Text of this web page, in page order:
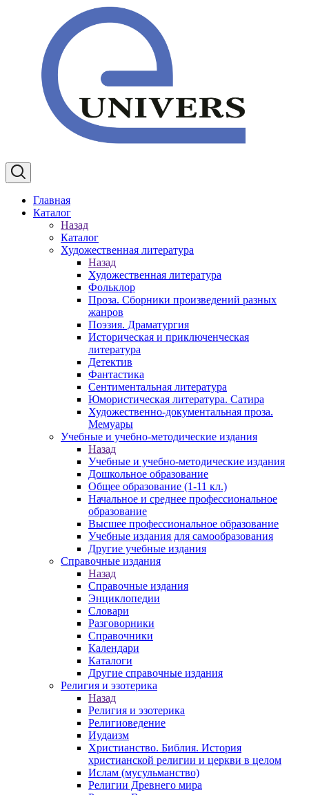
Главная
Каталог
Назад
Каталог
Художественная литература
Назад
Художественная литература
Фольклор
Проза. Сборники произведений разных
жанров
Поэзия. Драматургия
Историческая и приключенческая
литература
Детектив
Фантастика
Сентиментальная литература
Юмористическая литература. Сатира
Художественно-документальная проза.
Мемуары
Учебные и учебно-методические издания
Назад
Учебные и учебно-методические издания
Дошкольное образование
Общее образование (1-11 кл.)
Начальное и среднее профессиональное
образование
Высшее профессиональное образование
Учебные издания для самообразования
Другие учебные издания
Справочные издания
Назад
Справочные издания
Энциклопедии
Словари
Разговорники
Справочники
Календари
Каталоги
Другие справочные издания
Религия и эзотерика
Назад
Религия и эзотерика
Религиоведение
Иудаизм
Христианство. Библия. История
христианской религии и церкви в целом
Ислам (мусульманство)
Религии Древнего мира